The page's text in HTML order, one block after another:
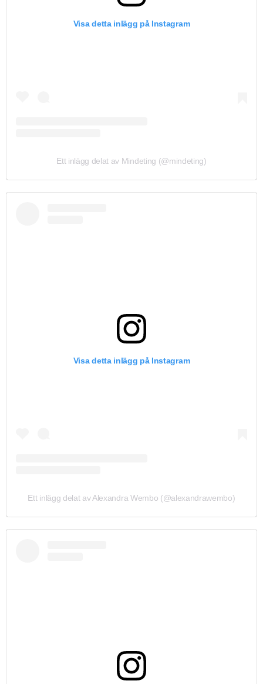
Visa detta inlägg på Instagram
Ett inlägg delat av Mindeting (@mindeting)
Visa detta inlägg på Instagram
Ett inlägg delat av Alexandra Wembo (@alexandrawembo)